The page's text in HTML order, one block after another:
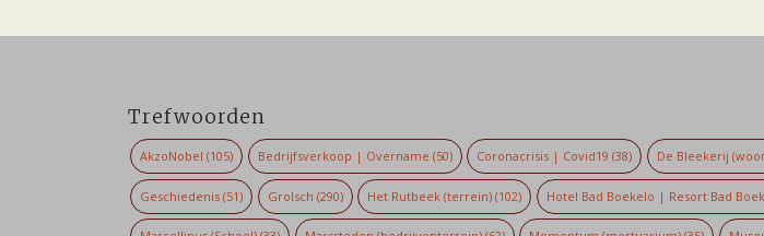
Trefwoorden
AkzoNobel (105) Bedrijfsverkoop | Overname (50) Coronacrisis | Covid19 (38) De Bleekerij
Geschiedenis (51) Grolsch (290) Het Rutbeek (terrein) (102) Hotel Bad Boekelo | Resort Bad